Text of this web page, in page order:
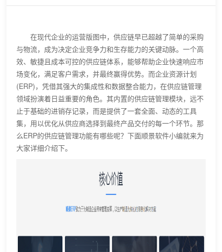
在现代企业的运营版图中，供应链早已超越了简单的采购
与物流，成为决定企业竞争力和生存能力的关键动脉。一个高
效、敏捷且成本可控的供应链体系，能够帮助企业快速响应市
场变化，满足客户需求，并最终赢得优势。而企业资源计划
(ERP)，凭借其强大的集成性和数据整合能力，在供应链管理
领域扮演着日益重要的角色。其内置的供应链管理模块，远不
止于基础的进销存记录，而是提供了一套全面、动态的工具
集，用以优化从供应商选择到最终产品交付的每一个环节。那
么ERP的供应链管理功能有哪些呢？下面顺景软件小编就来为
大家详细介绍下。